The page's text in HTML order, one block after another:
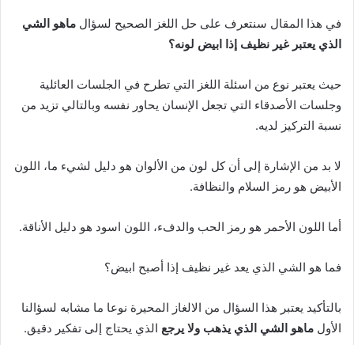
في هذا المقال سنتعرف على حل اللغز الصحيح لسؤال ماهو الشي
الذي يعتبر غير نظيف إذا ابيض لونه؟
حيث يعتبر نوع من اسئلة اللغز التي تطرح في الجلسات العائلية
وجلسات الأصدقاء التي تجعل الإنسان يحاور نفسه وبالتالي تزيد من
نسبة التركيز لديه.
لا بد من الإشارة إلى أن كل لون من الألوان هو دليل لشيء ما، اللون
الأبيض هو رمز السلام والنظافة.
أما اللون الأحمر هو رمز الحب والدفء، اللون اسود هو دليل الأناقة.
فما هو الشي الذي يعد غير نظيف إذا أصبح ابيض؟
بالتأكيد يعتبر هذا السؤال من الالغاز المحيرة نوعا ما مشابه لسؤالنا
الأول ماهو الشي الذي يذهب ولا يرجع الذي يحتاج إلى تفكير دقيق.